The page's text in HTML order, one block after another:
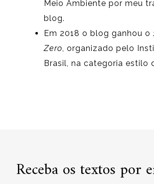
Meio Ambiente por meu
blog.
Em 2018 o blog ganhou o
Zero, organizado pelo
Brasil, na categoria estilo
Receba os textos por